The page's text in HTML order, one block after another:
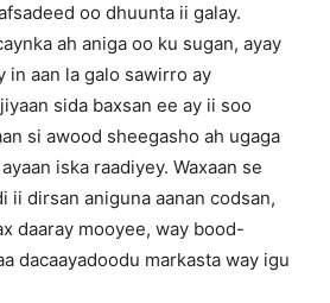
oo dhuunta ii galay.
ah aniga oo ku sugan, ayay
in aan la galo sawirro ay
sida baxsan ee ay ii soo
si awood sheegasho ah ugaga
iska raadiyey. Waxaan se
ii dirsan aniguna aanan codsan,
daaray mooyee, way bood-
dacaayadoodu markasta way igu